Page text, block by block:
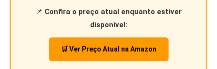
📌 Confira o preço atual enquanto estiver
disponível:
🛒 Ver Preço Atual na Amazon